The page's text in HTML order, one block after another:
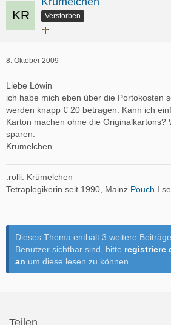
Verstorben
8. Oktober 2009
Liebe Löwin
ich habe mich eben über die Portokosten
werden knapp € 20 betragen. Kann ich
Karton machen ohne die Originalkartons?
sparen.
Krümelchen
:rolli: Krümelchen
Tetraplegikerin seit 1990, Mainz Pouch I
Dieses Thema enthält 3 weitere
Benutzer sichtbar sind, bitte registriere
an um diese lesen zu können.